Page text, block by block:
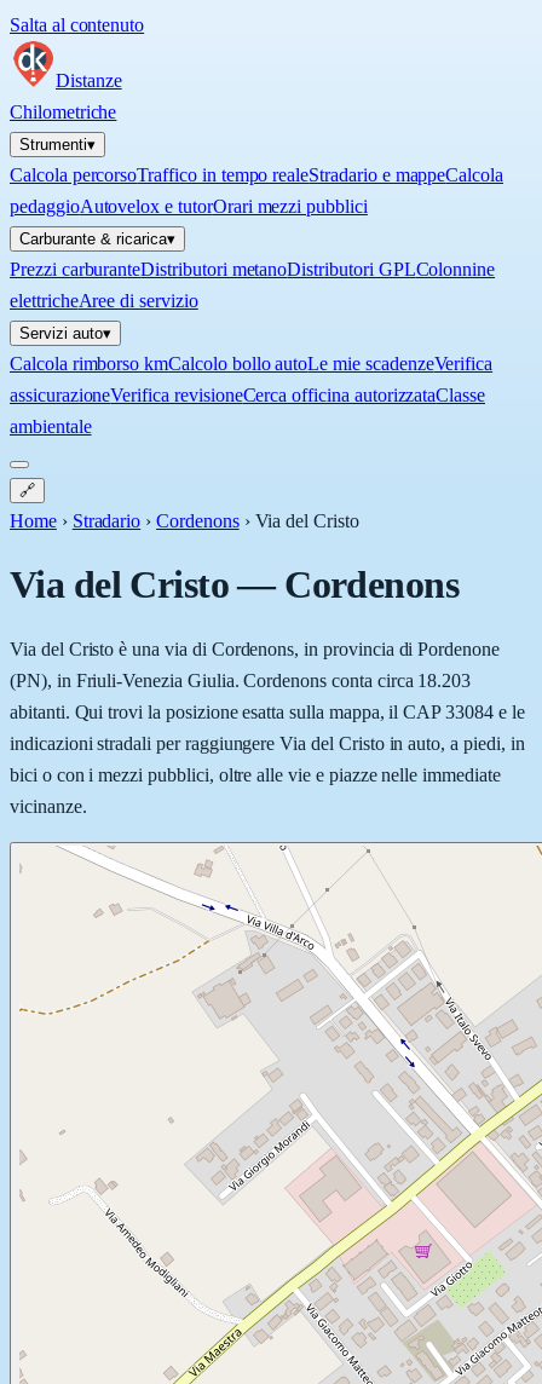
Salta al contenuto
Distanze
Chilometriche
Strumenti▾
Calcola percorsoTraffico in tempo realeStradario e mappeCalcola
pedaggioAutovelox e tutorOrari mezzi pubblici
Carburante & ricarica▾
Prezzi carburanteDistributori metanoDistributori GPLColonnine
elettricheAree di servizio
Servizi auto▾
Calcola rimborso kmCalcolo bollo autoLe mie scadenzeVerifica
assicurazioneVerifica revisioneCerca officina autorizzataClasse
ambientale
🔗
Home › Stradario › Cordenons › Via del Cristo
Via del Cristo—Cordenons
Via del Cristo è una via di Cordenons, in provincia di Pordenone
(PN), in Friuli-Venezia Giulia. Cordenons conta circa 18.203
abitanti. Qui trovi la posizione esatta sulla mappa, il CAP 33084 e le
indicazioni stradali per raggiungere Via del Cristo in auto, a piedi, in
bici o con i mezzi pubblici, oltre alle vie e piazze nelle immediate
vicinanze.